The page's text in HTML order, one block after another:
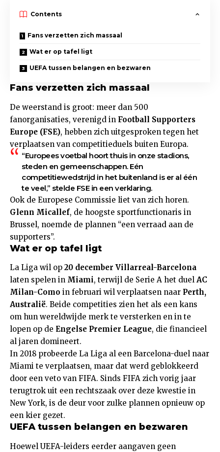
Contents
Fans verzetten zich massaal
Wat er op tafel ligt
UEFA tussen belangen en bezwaren
Fans verzetten zich massaal
De weerstand is groot: meer dan 500
fanorganisaties, verenigd in Football Supporters
Europe (FSE), hebben zich uitgesproken tegen het
verplaatsen van competitieduels buiten Europa.
“Europees voetbal hoort thuis in onze stadions,
steden en gemeenschappen. Eén
competitiewedstrijd in het buitenland is er al één
te veel,” stelde FSE in een verklaring.
Ook de Europese Commissie liet van zich horen.
Glenn Micallef, de hoogste sportfunctionaris in
Brussel, noemde de plannen “een verraad aan de
supporters”.
Wat er op tafel ligt
La Liga wil op 20 december Villarreal-Barcelona
laten spelen in Miami, terwijl de Serie A het duel AC
Milan-Como in februari wil verplaatsen naar Perth,
Australië. Beide competities zien het als een kans
om hun wereldwijde merk te versterken en in te
lopen op de Engelse Premier League, die financieel
al jaren domineert.
In 2018 probeerde La Liga al een Barcelona-duel naar
Miami te verplaatsen, maar dat werd geblokkeerd
door een veto van FIFA. Sinds FIFA zich vorig jaar
terugtrok uit een rechtszaak over deze kwestie in
New York, is de deur voor zulke plannen opnieuw op
een kier gezet.
UEFA tussen belangen en bezwaren
Hoewel UEFA-leiders eerder aangaven geen